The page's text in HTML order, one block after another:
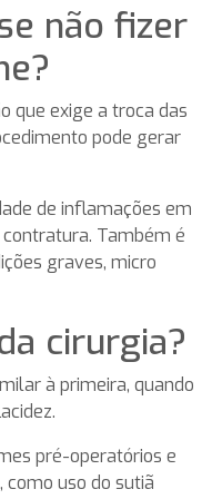
não fizer
que exige a troca das
pode gerar
de inflamações em
Também é
graves, micro
cirurgia?
à primeira, quando
pré-operatórios e
como uso do sutiã